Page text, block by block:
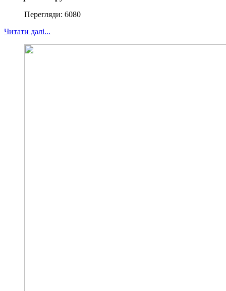
Перегляди: 6080
Читати далі...